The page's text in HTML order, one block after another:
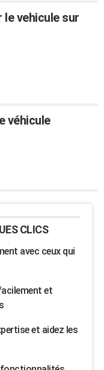
vehicule sur
véhicule
CLICS
avec ceux qui
et
et aidez les